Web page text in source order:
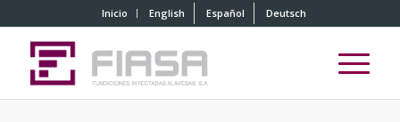
Inicio English Español Deutsch